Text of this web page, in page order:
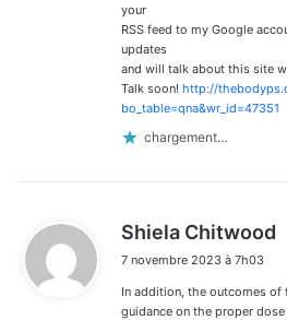
your
RSS feed to my Google
updates
and will talk about this site
Talk soon! http://
bo_table=qna&wr_id=47351
chargement…
Shiela Chitwood
:
7 novembre 2023 à 7h03
In addition, the outcomes
guidance on the proper